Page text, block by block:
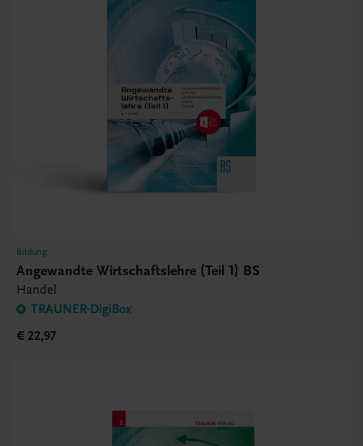
Bildung
Angewandte Wirtschaftslehre (Teil 1) BS
Handel
TRAUNER-DigiBox
€ 22,97